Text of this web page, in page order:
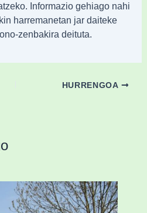
Informazio gehiago nahi
harremanetan jar daiteke
zenbakira deituta.​
HURRENGOA